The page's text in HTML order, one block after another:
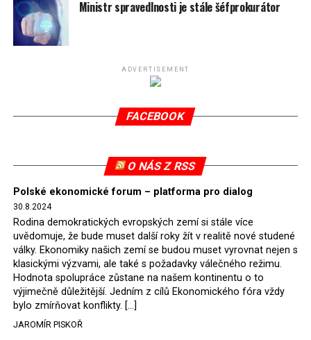
spotřeby.
Připomeňme, že ukončení těžby hnědého uhlí pro
(SDEU) v souvislosti se stížnostmi českých samospráv
verdiktem španělské soudkyně Rosario Silva de Lapureta
tomuto rozhodnutí nevyhověla, proto na žádost
2022, než byl tento případ z důvodu uzavření dohody
Polska s Českou republikou o odstranění příčin sporu o
důl Turów vymazán z rejstříku tribunálu. Celkem si
Polsko nechalo z přiznaných evropských fondů odečíst
asi 70 milionů eur na pokutách a 45 milionů eur
zaplatilo jako odškodnění České republice – ale jak důl,
tak elektrárna nadále fungovaly. Už tehdy zástupci
tehdejší opozice a dnes vládnoucí koalice, jako
místopředseda Občanské platformy (PO) Rafał
Ministr spravedlnosti je stále šéfprokurátor
ADVERTISEMENT
FACEBOOK
O NÁS Z RSS
Polské ekonomické forum – platforma pro dialog
30.8.2024
Rodina demokratických evropských zemí si stále více
uvědomuje, že bude muset další roky žít v realitě nové studené
války. Ekonomiky našich zemí se budou muset vyrovnat nejen s
klasickými výzvami, ale také s požadavky válečného režimu.
Hodnota spolupráce zůstane na našem kontinentu o to
výjimečně důležitější. Jedním z cílů Ekonomického fóra vždy
bylo zmírňovat konflikty. […]
JAROMÍR PISKOŘ